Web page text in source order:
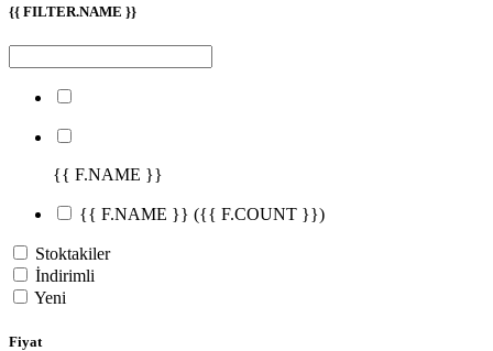
{{ FILTER.NAME }}
{{ F.NAME }}
{{ F.NAME }} ({{ F.COUNT }})
Stoktakiler
İndirimli
Yeni
Fiyat